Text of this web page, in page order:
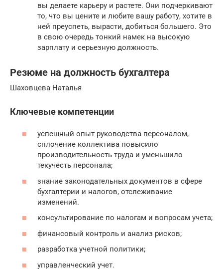
вы делаете карьеру и растете. Они подчеркивают
то, что вы цените и любите вашу работу, хотите в
ней преуспеть, вырасти, добиться большего. Это
в свою очередь тонкий намек на высокую
зарплату и серьезную должность.
Резюме на должность бухгалтера
Шаховцева Наталья
Ключевые компетенции
успешный опыт руководства персоналом,
сплочение коллектива повысило
производительность труда и уменьшило
текучесть персонала;
знание законодательных документов в сфере
бухгалтерии и налогов, отслеживание
изменений.
консультирование по налогам и вопросам учета;
финансовый контроль и анализ рисков;
разработка учетной политики;
управленческий учет.